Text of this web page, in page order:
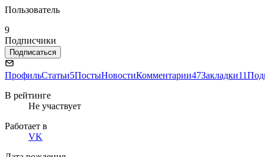
Пользователь
9
Подписчики
Подписаться
ПрофильСтатьи5ПостыНовостиКомментарии47Закладки11
В рейтинге
Не участвует
Работает в
VK